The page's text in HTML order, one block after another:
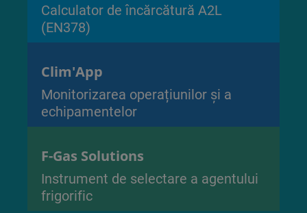
Calculator de încărcătură A2L
(EN378)
Clim'App
Monitorizarea operațiunilor și a
echipamentelor
F-Gas Solutions
Instrument de selectare a agentului
frigorific